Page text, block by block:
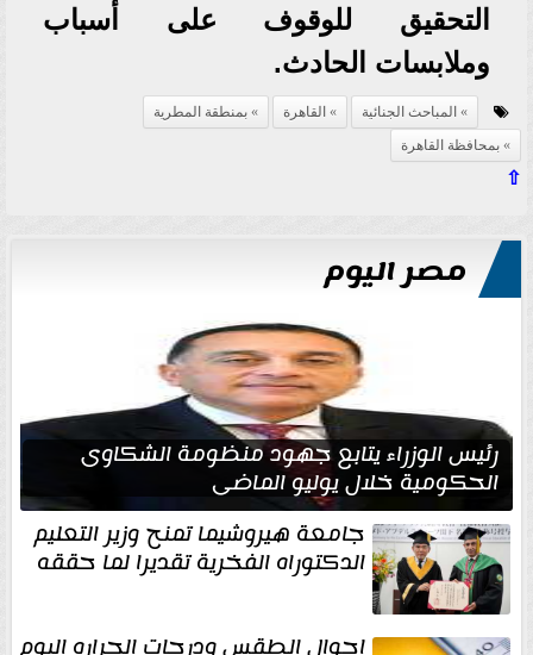
التحقيق للوقوف على أسباب
وملابسات الحادث.
المباحث الجنائية القاهرة
بمنطقة المطرية
بمحافظة القاهرة
⇧
مصر اليوم
رئيس الوزراء يتابع جهود منظومة الشكاوى
الحكومية خلال يوليو الماضي
جامعة هيروشيما تمنح وزير التعليم
الدكتوراه الفخرية تقديرا لما حققه
احوال الطقس ودرجات الحراره اليوم